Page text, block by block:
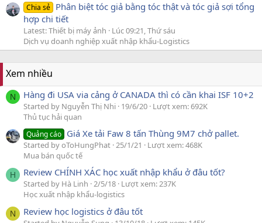
Chia sẻ Phân biệt tóc giả bằng tóc thật và tóc giả sợi tổng
hợp chi tiết
Latest: Thiết bị máy ảnh
Lúc 09:21, Thứ sáu
Dịch vụ doanh nghiệp xuất nhập khẩu-Logistics
Xem nhiều
N Hàng đi USA via cảng ở CANADA thì có cần khai ISF 10+2
Started by Nguyễn Thị Nhi 19/6/20 Lượt xem: 692K
Thủ tục hải quan
Quảng cáo Giá Xe tải Faw 8 tấn Thùng 9M7 chở pallet.
Started by oToHungPhat 25/1/21
Lượt xem: 468K
Mua bán quốc tế
H Review CHÍNH XÁC học xuất nhập khẩu ở đâu tốt?
Started by Hà Linh 2/5/18 Lượt xem: 237K
Học xuất nhập khẩu-logistics
N Review học logistics ở đâu tốt